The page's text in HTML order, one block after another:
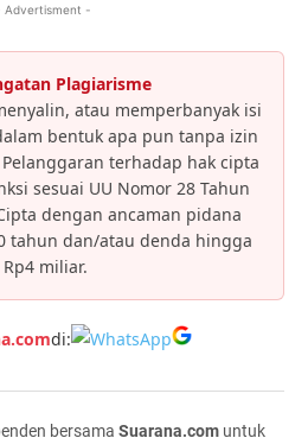
Advertisment -
Plagiarisme
atau memperbanyak isi
bentuk apa pun tanpa izin
terhadap hak cipta
sesuai UU Nomor 28 Tahun
dengan ancaman pidana
tahun dan/atau denda hingga
Rp4 miliar.
di:
bersama Suarana.comuntuk